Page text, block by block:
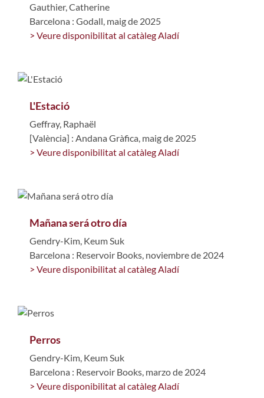
Gauthier, Catherine
Barcelona : Godall, maig de 2025
> Veure disponibilitat al catàleg Aladí
L'Estació
Geffray, Raphaël
[València] : Andana Gràfica, maig de 2025
> Veure disponibilitat al catàleg Aladí
Mañana será otro día
Gendry-Kim, Keum Suk
Barcelona : Reservoir Books, noviembre de 2024
> Veure disponibilitat al catàleg Aladí
Perros
Gendry-Kim, Keum Suk
Barcelona : Reservoir Books, marzo de 2024
> Veure disponibilitat al catàleg Aladí